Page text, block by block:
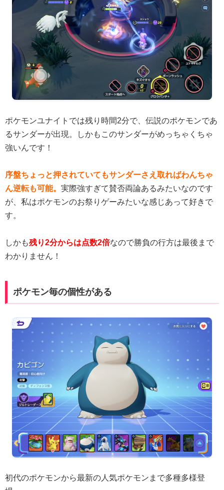
ポケモンユナイトでは残り時間2分で、伝説のポケモンであ
るサンダーが出現。しかもこのサンダーがめっちゃくちゃ
強いんです！
序盤ちょっと押されていてもサンダーさえ取ればわんちゃ
ん逆転も可能。 実際強すぎて賛否両論あるみたいなのです
が、私はポケモンのお祭りゲーみたいな感じあって好きで
す。
しかも残り2分からは点数2倍なので勝負の行方は最後まで
わかりません！
ポケモン毎の個性がある
初代のポケモンから最新の人気ポケモンまで多種多様登